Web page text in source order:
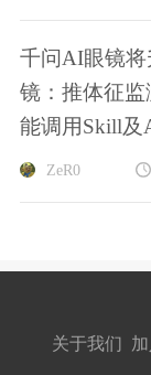
千问AI眼镜
镜：推体征监
能调用Skill及
ZeR0
关于我们